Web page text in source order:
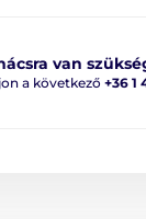
van
a következő +36 1